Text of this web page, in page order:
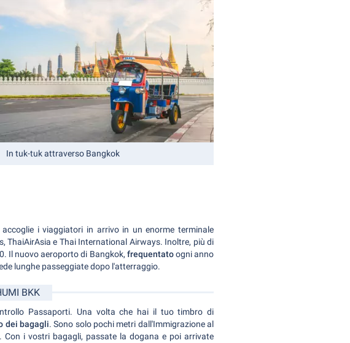
In tuk-tuk attraverso Bangkok
accoglie i viaggiatori in arrivo in un enorme terminale
ThaiAirAsia e Thai International Airways. Inoltre, più di
Il nuovo aeroporto di Bangkok, frequentatoogni anno
lunghe passeggiate dopo l'atterraggio.
BKK
Passaporti. Una volta che hai il tuo timbro di
dei bagagli. Sono solo pochi metri dall'Immigrazione al
i vostri bagagli, passate la dogana e poi arrivate